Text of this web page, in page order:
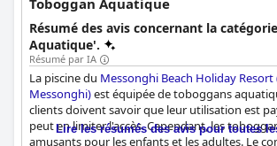
Toboggan Aquatique
Résumé des avis concernant la
Aquatique'.
Résumé par IA
La piscine du Messonghi Beach Holiday
Messonghi)est équipée de toboggans
clients doivent savoir que leur utilisation est
peut en limiter l'accès. Cependant, les
amusants pour les enfants et les adultes. Le
Lire les résumés des avis pour toutes